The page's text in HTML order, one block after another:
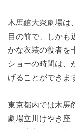
木馬館大衆劇場は
目の前で、しかも
かな衣装の役者を
ショーの時間は、
げることができま
東京都内では木馬
劇場立川けやき座